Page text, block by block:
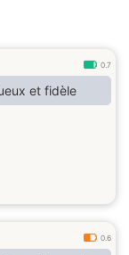
0.7
et fidèle
0.6